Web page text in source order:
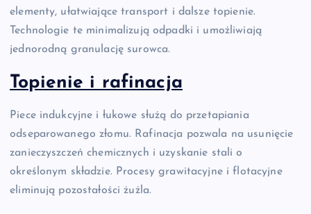
elementy, ułatwiające transport i dalsze topienie.
Technologie te minimalizują odpadki i umożliwiają
jednorodną granulację surowca.
Topienie i rafinacja
Piece indukcyjne i łukowe służą do przetapiania
odseparowanego złomu. Rafinacja pozwala na usunięcie
zanieczyszczeń chemicznych i uzyskanie stali o
określonym składzie. Procesy grawitacyjne i flotacyjne
eliminują pozostałości żużla.